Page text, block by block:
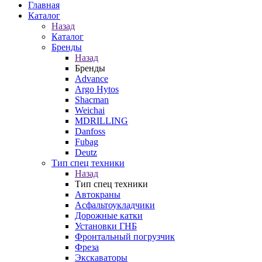
Главная
Каталог
Назад
Каталог
Бренды
Назад
Бренды
Advance
Argo Hytos
Shacman
Weichai
MDRILLING
Danfoss
Fubag
Deutz
Тип спец техники
Назад
Тип спец техники
Автокраны
Асфальтоукладчики
Дорожные катки
Установки ГНБ
Фронтальный погрузчик
Фреза
Экскаваторы